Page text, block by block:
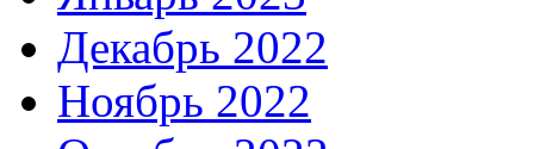
Декабрь 2022
Ноябрь 2022